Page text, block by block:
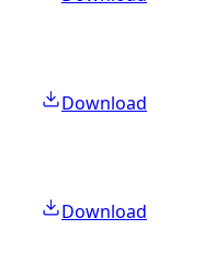
Download
Download